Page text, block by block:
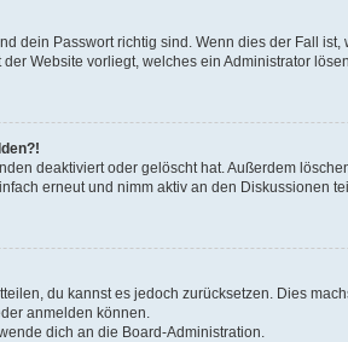
dein Passwort richtig sind. Wenn dies der Fall
Website vorliegt, welches ein Administrator
deaktiviert oder gelöscht hat. Außerdem
erneut und nimm aktiv an den Diskussionen
du kannst es jedoch zurücksetzen. Dies
anmelden können.
dich an die Board-Administration.